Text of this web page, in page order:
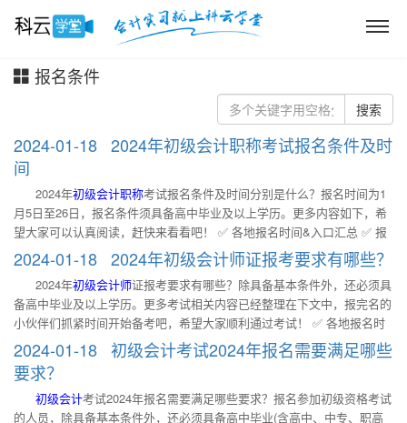
报名条件
搜索
2024-01-18 2024年初级会计职称考试报名条件及时
间
2024年初级会计职称考试报名条件及时间分别是什么？报名时间为1
月5日至26日，报名条件须具备高中毕业及以上学历。更多内容如下，希
望大家可以认真阅读，赶快来看看吧！ ✅ 各地报名时间&入口汇总 ✅ 报
名流程 ✅ 报考常见问题 ✅ 各地政策查询 ✅ 辅导教材 一、2024年初级会
计职称 考试报名条件及时间 2024年初级会计职称报名简章已公布，报名
时间为1月5日至26日，具体报名条件如下： (一)报名参加会计资格考试的
人员，应具备下列基本条件： 1. 遵守《中华人民共和国会计法》和国家
统一的会计制度等法律法规。 2. 具备良好的职业道德，无严重违反财经
纪律的行为。 3. 热爱会计工作，具备相应的会计专业知识和业务技能。
(二)报名参加初级资格考试的人员，除具备基本条件外，还必须具备高中
毕业(含高中、中专、职高和技校)及以上学历。 二、初级会计资格审核会
用到哪些资料？ 审核报考人员报名条件时，初级会计报名人员应提交学
2024-01-18 2024年初级会计师证报考要求有哪些？
2024年初级会计师证报考要求有哪些？除具备基本条件外，还必须具
备高中毕业及以上学历。更多考试相关内容已经整理在下文中，报完名的
小伙伴们抓紧时间开始备考吧，希望大家顺利通过考试！ ✅ 各地报名时
间&入口汇总 ✅ 报名流程 ✅ 报考常见问题 ✅ 各地政策查询 ✅ 辅导教材
一、2024年
初级会计师证报考要求有哪些？ 2024年 初级会计师报名简章
已公布，具体报名条件如下： (一)报名参加会计资格考试的人员，应具备
下列基本条件： 1. 遵守《中华人民共和国会计法》和国家统一的会计制
度等法律法规。 2. 具备良好的职业道德，无严重违反财经纪律的行为。
2024-01-18 初级会计考试2024年报名需要满足哪些
要求？
初级会计考试2024年报名需要满足哪些要求？报名参加初级资格考试
的人员，除具备基本条件外，还必须具备高中毕业(含高中、中专、职高